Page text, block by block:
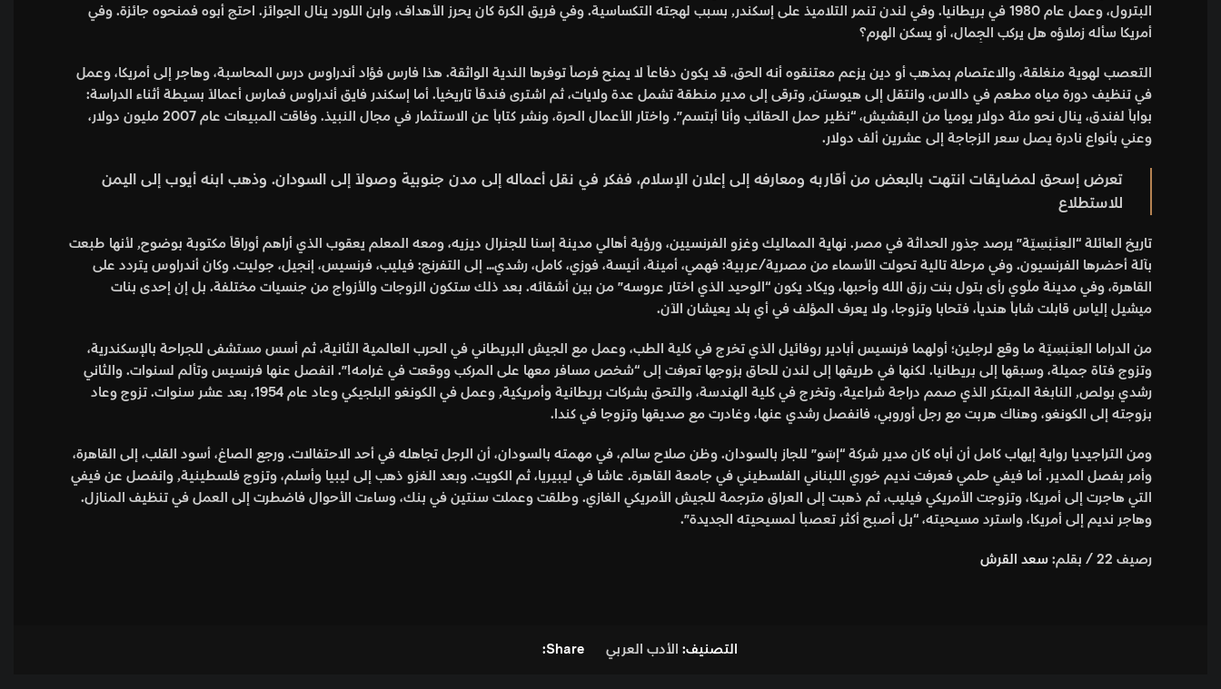
البترول، وعمل عام 1980 في بريطانيا. وفي لندن تنمر التلاميذ على إسكندر٫ بسبب لهجته التكساسية. وفي فريق الكرة كان يحرز الأهداف، وابن اللورد ينال الجوائز. احتج أبوه فمنحوه جائزة. وفي
أمريكا سأله زملاؤه هل يركب الجِمال، أو يسكن الهرم؟
التعصب لهوية منغلقة، والاعتصام بمذهب أو دين يزعم معتنقوه أنه الحق، قد يكون دفاعاً لا يمنح فرصاً توفرها الندية الواثقة. هذا فارس فؤاد أندراوس درس المحاسبة، وهاجر إلى أمريكا، وعمل
في تنظيف دورة مياه مطعم في دالاس، وانتقل إلى هيوستن٫ وترقى إلى مدير منطقة تشمل عدة ولايات، ثم اشترى فندقاً تاريخياً. أما إسكندر فايق أندراوس فمارس أعمالاً بسيطة أثناء الدراسة:
بواباً لفندق، ينال نحو مئة دولار يومياً من البقشيش، “نظير حمل الحقائب وأنا أبتسم”. واختار الأعمال الحرة، ونشر كتاباً عن الاستثمار في مجال النبيذ. وفاقت المبيعات عام 2007 مليون دولار،
وعني بأنواع نادرة يصل سعر الزجاجة إلى عشرين ألف دولار.
تعرض إسحق لمضايقات انتهت بالبعض من أقاربه ومعارفه إلى إعلان الإسلام، ففكر في نقل أعماله إلى مدن جنوبية وصولاً إلى السودان. وذهب ابنه أيوب إلى اليمن
للاستطلاع
تاريخ العائلة “العِنَـبْسِيّة” يرصد جذور الحداثة في مصر. نهاية المماليك وغزو الفرنسيين، ورؤية أهالي مدينة إسنا للجنرال ديزيه، ومعه المعلم يعقوب الذي أراهم أوراقاً مكتوبة بوضوح٫ لأنها طبعت
بآلة أحضرها الفرنسيون. وفي مرحلة تالية تحولت الأسماء من مصرية/عربية: فهمي، أمينة، أنيسة، فوزي، كامل، رشدي… إلى التفرنج: فيليب، فرنسيس، إنجيل، جوليت. وكان أندراوس يتردد على
القاهرة، وفي مدينة ملّوي رأى بتول بنت رزق الله وأحبها، ويكاد يكون “الوحيد الذي اختار عروسه” من بين أشقائه. بعد ذلك ستكون الزوجات والأزواج من جنسيات مختلفة. بل إن إحدى بنات
ميشيل إلياس قابلت شاباً هندياً، فتحابا وتزوجا، ولا يعرف المؤلف في أي بلد يعيشان الآن.
من الدراما العِنَـبْسِيّة ما وقع لرجلين؛ أولهما فرنسيس أبادير روفائيل الذي تخرج في كلية الطب، وعمل مع الجيش البريطاني في الحرب العالمية الثانية، ثم أسس مستشفى للجراحة بالإسكندرية،
وتزوج فتاة جميلة، وسبقها إلى بريطانيا. لكنها في طريقها إلى لندن للحاق بزوجها تعرفت إلى “شخص مسافر معها على المركب ووقعت في غرامه!”. انفصل عنها فرنسيس وتألم لسنوات. والثاني
رشدي بولص٫ النابغة المبتكر الذي صمم دراجة شراعية، وتخرج في كلية الهندسة، والتحق بشركات بريطانية وأمريكية٫ وعمل في الكونغو البلجيكي وعاد عام 1954، بعد عشر سنوات. تزوج وعاد
بزوجته إلى الكونغو، وهناك هربت مع رجل أوروبي، فانفصل رشدي عنها، وغادرت مع صديقها وتزوجا في كندا.
ومن التراجيديا رواية إيهاب كامل أن أباه كان مدير شركة “إسّو” للجاز بالسودان. وظن صلاح سالم، في مهمته بالسودان، أن الرجل تجاهله في أحد الاحتفالات. ورجع الصاغ، أسود القلب، إلى القاهرة،
وأمر بفصل المدير. أما فيفي حلمي فعرفت نديم خوري اللبناني الفلسطيني في جامعة القاهرة. عاشا في ليبيريا، ثم الكويت. وبعد الغزو ذهب إلى ليبيا وأسلم، وتزوج فلسطينية٫ وانفصل عن فيفي
التي هاجرت إلى أمريكا، وتزوجت الأمريكي فيليب، ثم ذهبت إلى العراق مترجمة للجيش الأمريكي الغازي. وطلقت وعملت سنتين في بنك، وساءت الأحوال فاضطرت إلى العمل في تنظيف المنازل.
وهاجر نديم إلى أمريكا، واسترد مسيحيته، “بل أصبح أكثر تعصباً لمسيحيته الجديدة”.
رصيف 22 / بقلم: سعد القرش
التصنيف: الأدب العربي Share: